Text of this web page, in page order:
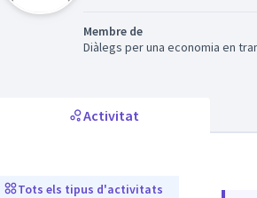
Membre de
Diàlegs per una economia en
Activitat
Tots els tipus d'activitats
Tots els tipus d'activitats